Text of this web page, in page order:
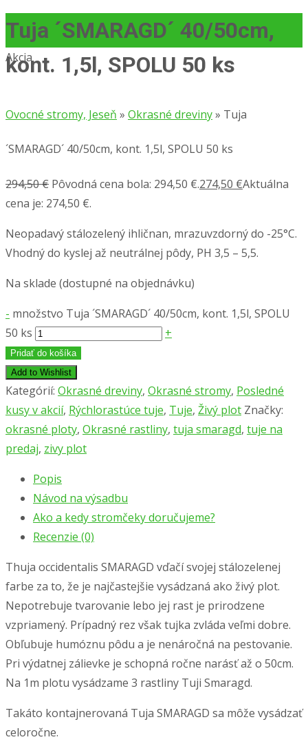
Tuja ´SMARAGD´ 40/50cm,
kont. 1,5l, SPOLU 50 ks
Ovocné stromy, Jeseň » Okrasné dreviny» Tuja
´SMARAGD´ 40/50cm, kont. 1,5l, SPOLU 50 ks
Akcia
294,50€ Pôvodná cena bola: 294,50 €.274,50 €Aktuálna
cena je: 274,50 €.
Neopadavý stálozelený ihličnan, mrazuvzdorný do -25°C.
Vhodný do kyslej až neutrálnej pôdy, PH 3,5 – 5,5.
Na sklade (dostupné na objednávku)
- množstvo Tuja ´SMARAGD´ 40/50cm, kont. 1,5l, SPOLU
50 ks
+
Pridať do košíka
Add to Wishlist
Kategórií: Okrasné dreviny, Okrasné stromy, Posledné
kusy v akcií, Rýchlorastúce tuje, Tuje, Živý plot Značky:
okrasné ploty, Okrasné rastliny, tuja smaragd, tuje na
predaj, zivy plot
Popis
Návod na výsadbu
Ako a kedy stromčeky doručujeme?
Recenzie (0)
Thuja occidentalis SMARAGD vďačí svojej stálozelenej
farbe za to, že je najčastejšie vysádzaná ako živý plot.
Nepotrebuje tvarovanie lebo jej rast je prirodzene
vzpriamený. Prípadný rez však tujka zvláda veľmi dobre.
Obľubuje humóznu pôdu a je nenáročná na pestovanie.
Pri výdatnej zálievke je schopná ročne narásť až o 50cm.
Na 1m plotu vysádzame 3 rastliny Tuji Smaragd.
Takáto kontajnerovaná Tuja SMARAGD sa môže vysádzať
celoročne.